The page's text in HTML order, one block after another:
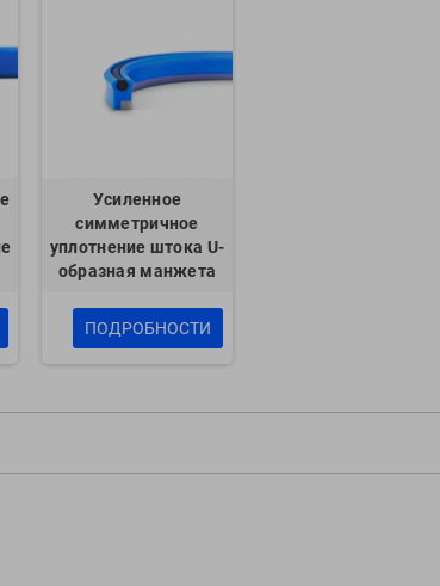
Усиленное
симметричное
уплотнение штока U-
образная манжета
ПОДРОБНОСТИ